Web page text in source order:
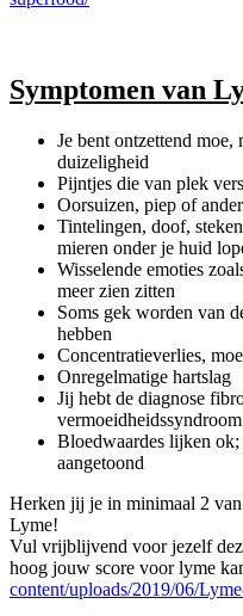
Symptomen van
Je bent ontzettend
duizeligheid
Pijntjes die van plek
Oorsuizen, piep of
Tintelingen, doof,
mieren onder je huid
Wisselende emoties
meer zien zitten
Soms gek worden van
hebben
Concentratieverlies,
Onregelmatige hartslag
Jij hebt de diagnose
Bloedwaardes lijken ok;
aangetoond
Herken jij je in minimaal 2 van
Lyme!
Vul vrijblijvend voor jezelf
hoog jouw score voor lyme
content/uploads/2019/06/